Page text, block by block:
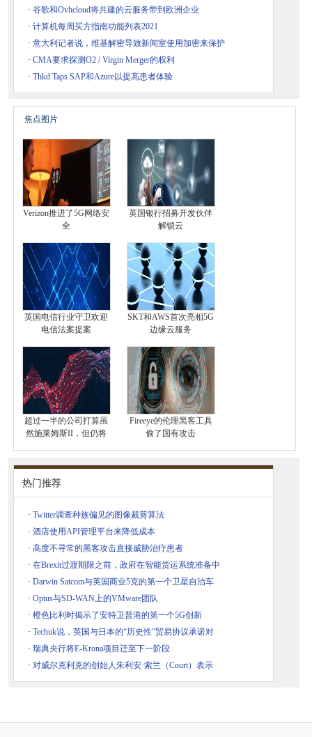
· 谷歌和Ovhcloud将共建的云服务带到欧洲企业
· 计算机每周买方指南功能列表2021
· 意大利记者说，维基解密导致新闻室使用加密来保护
· CMA要求探测O2 / Virgin Merger的权利
· Thkd Taps SAP和Azure以提高患者体验
焦点图片
Verizon推进了5G网络安
全
英国银行招募开发伙伴
解锁云
英国电信行业守卫欢迎
电信法案提案
SKT和AWS首次亮相5G
边缘云服务
超过一半的公司打算虽
然施莱姆斯II，但仍将
Fireeye的伦理黑客工具
偷了国有攻击
热门推荐
· Twitter调查种族偏见的图像裁剪算法
· 酒店使用API​​管理平台来降低成本
· 高度不寻常的黑客攻击直接威胁治疗患者
· 在Brexit过渡期限之前，政府在智能货运系统准备中
· Darwin Satcom与英国商业5克的第一个卫星自治车
· Optus与SD-WAN上的VMware团队
· 橙色比利时揭示了安特卫普港的第一个5G创新
· Techuk说，英国与日本的“历史性”贸易协议承诺对
· 瑞典央行将E-Krona项目迁至下一阶段
· 对威尔克利克的创始人朱利安·索兰（Court）表示